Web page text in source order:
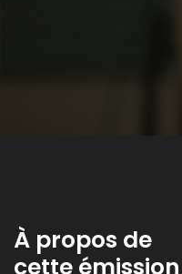
À propos de
cette émission